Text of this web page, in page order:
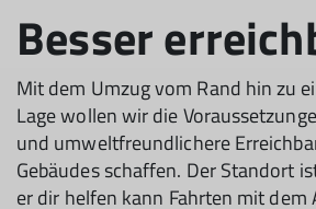
Besser
Mit dem Umzug vom Rand hin zu
Lage wollen wir die
und umweltfreundlichere
Gebäudes schaffen. Der Standort
er dir helfen kann Fahrten mit dem